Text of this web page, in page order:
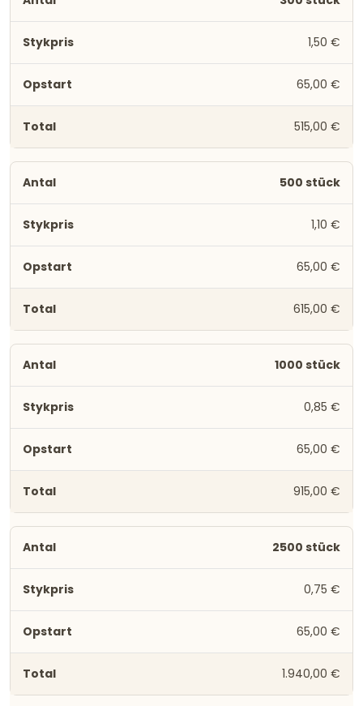
1,50 €
65,00 €
515,00 €
500 stück
1,10 €
65,00 €
615,00 €
1000 stück
0,85 €
65,00 €
915,00 €
2500 stück
0,75 €
65,00 €
1.940,00 €